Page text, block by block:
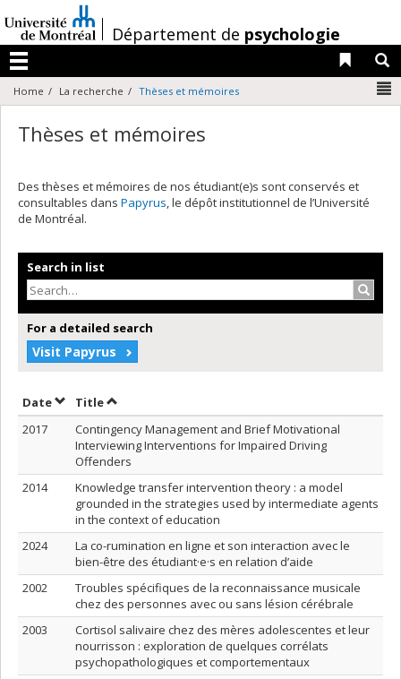
au
contenu
/Département de psychologie
Menu
Liens
Home La recherche Thèses et mémoires
Thèses et mémoires
Des thèses et mémoires de nos étudiant(e)s sont conservés et
consultables dans Papyrus, le dépôt institutionnel de l’Université
de Montréal.
Search in list
For a detailed search
Visit Papyrus
DateSort by date in ascending order
TitleSort by title in ascending order
2017
Contingency Management and Brief Motivational
Interviewing Interventions for Impaired Driving
Offenders
2014
Knowledge transfer intervention theory : a model
grounded in the strategies used by intermediate agents
in the context of education
2024
La co-rumination en ligne et son interaction avec le
bien-être des étudiant·e·s en relation d’aide
2002
Troubles spécifiques de la reconnaissance musicale
chez des personnes avec ou sans lésion cérébrale
2003
Cortisol salivaire chez des mères adolescentes et leur
nourrisson : exploration de quelques corrélats
psychopathologiques et comportementaux